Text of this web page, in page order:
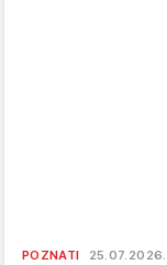
POZNATI 25.07.2026.